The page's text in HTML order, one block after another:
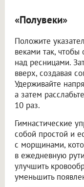
«Полувеки»
Положите
веками так,
над ресницами.
вверх, создавая
Удерживайте
а затем
10 раз.
Гимнастические
собой простой и
с морщинами,
в ежедневную
улучшить
уменьшить